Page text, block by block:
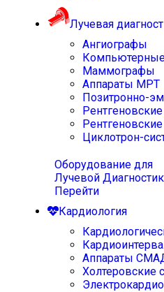
Лучевая
Ангиографы
Маммографы
Аппараты МРТ
Позитронно-
Циклотрон-
Оборудование для
Лучевой
Перейти
Кардиология
Аппараты
Холтеровские